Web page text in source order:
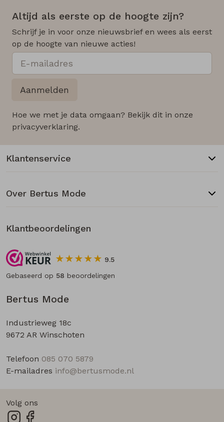
Altijd als eerste op de hoogte zijn?
Schrijf je in voor onze nieuwsbrief en wees als eerst
op de hoogte van nieuwe acties!
Aanmelden
Hoe we met je data omgaan? Bekijk dit in onze
privacyverklaring.
Bertus Mode
Industrieweg 18c
9672 AR Winschoten
Telefoon 085 070 5879
E-mailadres info@bertusmode.nl
Klantenservice
Over Bertus Mode
Klantbeoordelingen
9.5
Gebaseerd op 58 beoordelingen
Volg ons